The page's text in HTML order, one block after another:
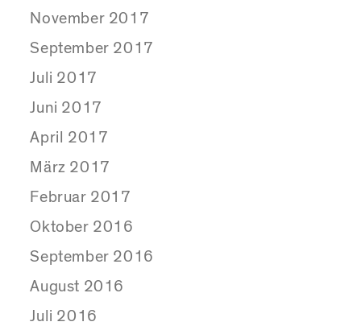
November 2017
September 2017
Juli 2017
Juni 2017
April 2017
März 2017
Februar 2017
Oktober 2016
September 2016
August 2016
Juli 2016